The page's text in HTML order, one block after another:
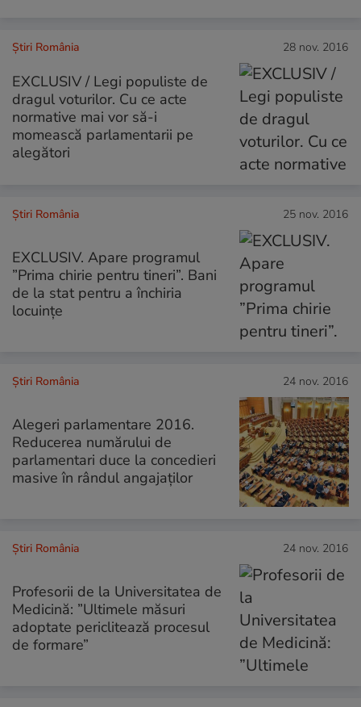
Știri România 28 nov. 2016
EXCLUSIV / Legi populiste de
dragul voturilor. Cu ce acte
normative mai vor să-i
momească parlamentarii pe
alegători
Știri România 25 nov. 2016
EXCLUSIV. Apare programul
”Prima chirie pentru tineri”. Bani
de la stat pentru a închiria
locuințe
Știri România 24 nov. 2016
Alegeri parlamentare 2016.
Reducerea numărului de
parlamentari duce la concedieri
masive în rândul angajaților
Știri România 24 nov. 2016
Profesorii de la Universitatea de
Medicină: ”Ultimele măsuri
adoptate periclitează procesul
de formare”